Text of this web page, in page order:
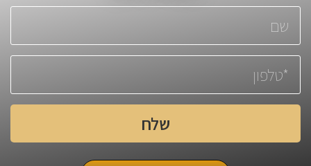
שלח